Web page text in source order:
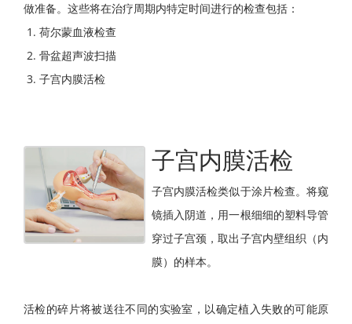
做准备。这些将在治疗周期内特定时间进行的检查包括：
荷尔蒙血液检查
骨盆超声波扫描
子宫内膜活检
子宫内膜活检
子宫内膜活检类似于涂片检查。将窥
镜插入阴道，用一根细细的塑料导管
穿过子宫颈，取出子宫内壁组织（内
膜）的样本。
活检的碎片将被送往不同的实验室，以确定植入失败的可能原